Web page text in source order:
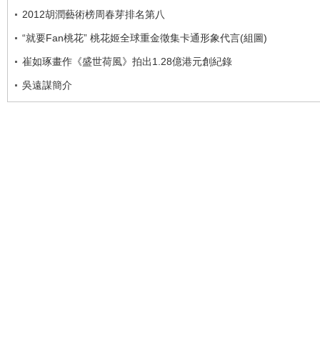
2012胡潤藝術榜周春芽排名第八
“就要Fan桃花” 桃花姬全球重金徵集卡通形象代言(組圖)
崔如琢畫作《盛世荷風》拍出1.28億港元創紀錄
吳遠謀簡介